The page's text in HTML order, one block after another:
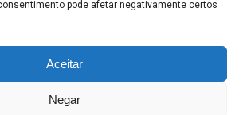
pode afetar negativamente certos
Aceitar
Negar
como boletins de divulgação, e não devem ser
recomendações de investimento.Leia mais
Bolsa de Valores